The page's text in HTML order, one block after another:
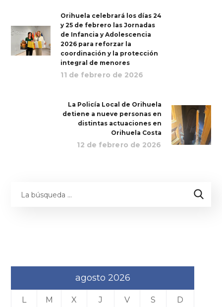
Orihuela celebrará los días 24
y 25 de febrero las Jornadas
de Infancia y Adolescencia
2026 para reforzar la
coordinación y la protección
integral de menores
11 de febrero de 2026
La Policía Local de Orihuela
detiene a nueve personas en
distintas actuaciones en
Orihuela Costa
12 de febrero de 2026
agosto 2026
L M X J V S D